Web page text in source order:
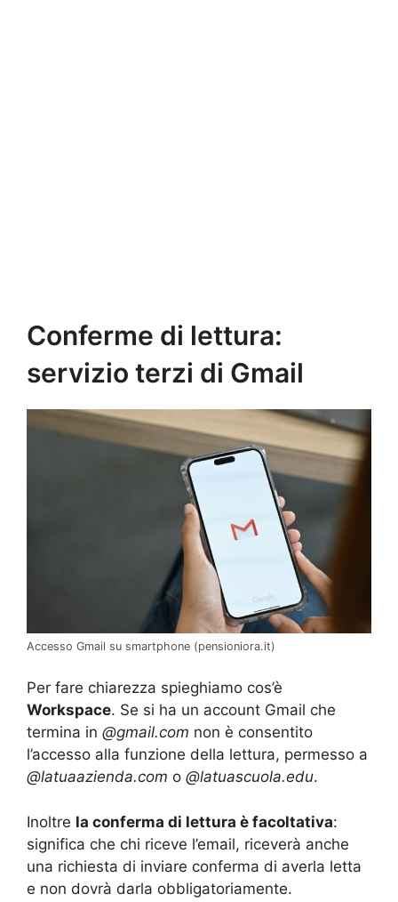
Conferme di lettura:
servizio terzi di Gmail
Accesso Gmail su smartphone (pensioniora.it)
Per fare chiarezza spieghiamo cos’è
Workspace. Se si ha un account Gmail che
termina in @gmail.com non è consentito
l’accesso alla funzione della lettura, permesso a
@latuaazienda.com o @latuascuola.edu.
Inoltre la conferma di lettura è facoltativa:
significa che chi riceve l’email, riceverà anche
una richiesta di inviare conferma di averla letta
e non dovrà darla obbligatoriamente.